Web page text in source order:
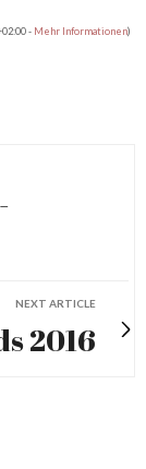
- Mehr Informationen)
NEXT ARTICLE
2016